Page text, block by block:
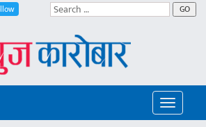
GO
Toggle